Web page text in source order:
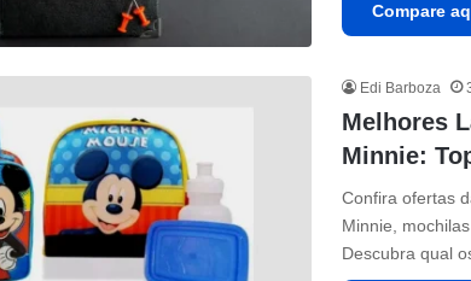
Compare
Edi Barboza
Melhores
Minnie:
Confira ofertas
Minnie,
Descubra qual